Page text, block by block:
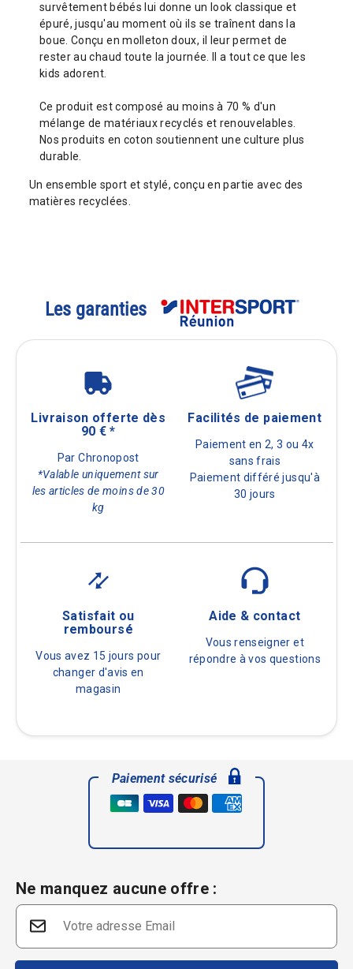
survêtement bébés lui donne un look classique et
épuré, jusqu'au moment où ils se traînent dans la
boue. Conçu en molleton doux, il leur permet de
rester au chaud toute la journée. Il a tout ce que les
kids adorent.
Ce produit est composé au moins à 70 % d'un
mélange de matériaux recyclés et renouvelables.
Nos produits en coton soutiennent une culture plus
durable.
Un ensemble sport et stylé, conçu en partie avec des
matières recyclées.
Les garanties
Livraison offerte dès
90 € *
Par Chronopost
*Valable uniquement sur
les articles de moins de 30
kg
Facilités de paiement
Paiement en 2, 3 ou 4x
sans frais
Paiement différé jusqu'à
30 jours
Satisfait ou
remboursé
Vous avez 15 jours pour
changer d'avis en
magasin
Aide & contact
Vous renseigner et
répondre à vos questions
Paiement sécurisé
Ne manquez aucune offre :